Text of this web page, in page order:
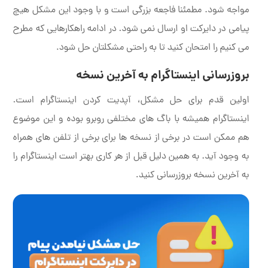
مواجه شود. مطمئنا فاجعه بزرگی است و با وجود این مشکل هیچ
پیامی در دایرکت او ارسال نمی شود. در ادامه راهکارهایی که مطرح
می کنیم را امتحان کنید تا به راحتی مشکلتان حل شود.
بروزرسانی اینستاگرام به آخرین نسخه
اولین قدم برای حل مشکل، آپدیت کردن اینستاگرام است.
اینستاگرام همیشه با باگ های مختلفی روبرو بوده و این موضوع
هم ممکن است در برخی از نسخه ها برای برخی از تلفن های همراه
به وجود آید. به همین دلیل قبل از هر کاری بهتر است اینستاگرام را
به آخرین نسخه بروزرسانی کنید.